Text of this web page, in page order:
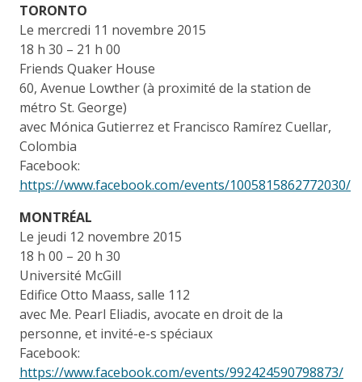
TORONTO
Le mercredi 11 novembre 2015
18 h 30 – 21 h 00
Friends Quaker House
60, Avenue Lowther (à proximité de la station de
métro St. George)
avec Mónica Gutierrez et Francisco Ramírez Cuellar,
Colombia
Facebook:
https://www.facebook.com/events/1005815862772030/
MONTRÉAL
Le jeudi 12 novembre 2015
18 h 00 – 20 h 30
Université McGill
Edifice Otto Maass, salle 112
avec Me. Pearl Eliadis, avocate en droit de la
personne, et invité-e-s spéciaux
Facebook:
https://www.facebook.com/events/992424590798873/